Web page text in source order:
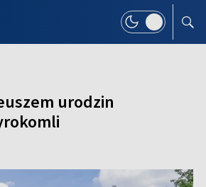
urodzin